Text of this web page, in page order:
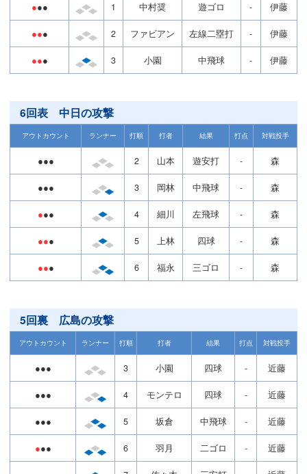
●●● 1 中村奨 遊ゴロ - 伊藤
●●● 2 ファビアン 左線二塁打 - 伊藤
●●● 3 小園 中飛球 - 伊藤
6回表 中日の攻撃
アウトカウント ランナー 打順 打者 結果 打点 対戦投手
●●● 2 山本 遊安打 - 森
●●● 3 岡林 中飛球 - 森
●●● 4 細川 左飛球 - 森
●●● 5 上林 四球 - 森
●●● 6 福永 三ゴロ - 森
5回裏 広島の攻撃
アウトカウント ランナー 打順 打者 結果 打点 対戦投手
●●● 3 小園 四球 - 近藤
●●● 4 モンテロ 四球 - 近藤
●●● 5 坂倉 中飛球 - 近藤
●●● 6 羽月 二ゴロ - 近藤